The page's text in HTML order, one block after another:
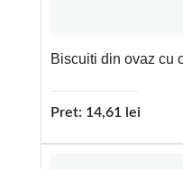
Biscuiti din ovaz cu
Pret: 14,61 lei